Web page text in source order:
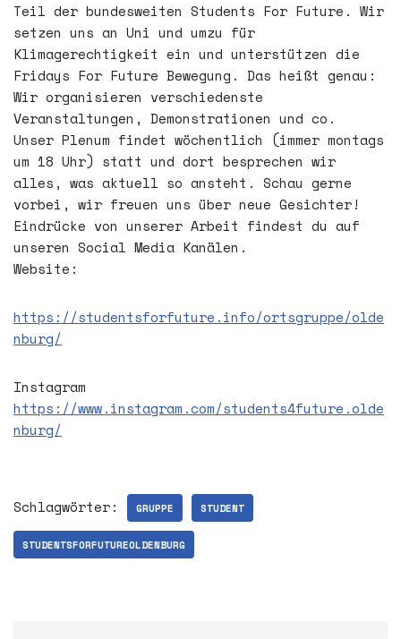
Teil der bundesweiten Students For Future. Wir
setzen uns an Uni und umzu für
Klimagerechtigkeit ein und unterstützen die
Fridays For Future Bewegung. Das heißt genau:
Wir organisieren verschiedenste
Veranstaltungen, Demonstrationen und co.
Unser Plenum findet wöchentlich (immer montags
um 18 Uhr) statt und dort besprechen wir
alles, was aktuell so ansteht. Schau gerne
vorbei, wir freuen uns über neue Gesichter!
Eindrücke von unserer Arbeit findest du auf
unseren Social Media Kanälen.
Website:
https://studentsforfuture.info/ortsgruppe/olde
nburg/
Instagram
https://www.instagram.com/students4future.olde
nburg/
Schlagwörter: GRUPPE STUDENT
STUDENTSFORFUTUREOLDENBURG